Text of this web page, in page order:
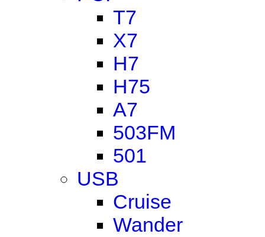
T7
X7
H7
H75
A7
503FM
501
USB
Cruise
Wander